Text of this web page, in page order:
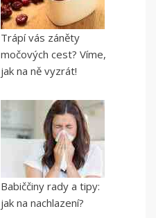
Trápí vás záněty
močových cest? Víme,
jak na ně vyzrát!
Babiččiny rady a tipy:
jak na nachlazení?